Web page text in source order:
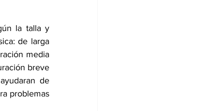
la talla y
de larga
media
breve
de
problemas